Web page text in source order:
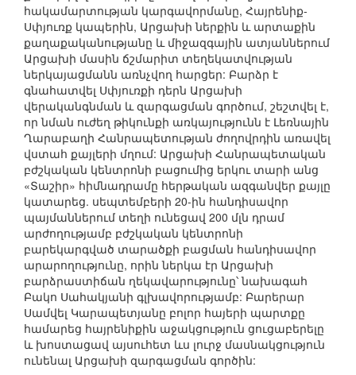
հակամարտության կարգավորմանը, Հայրենիք-
Սփյուռք կապերին, Արցախի ներքին և արտաքին
քաղաքականությանը և միջազգային ատյաններում
Արցախի մասին ճշմարիտ տեղեկատվության
ներկայացմանն առնչվող հարցեր: Բարձր է
գնահատվել Սփյուռքի դերն Արցախի
վերականգնման և զարգացման գործում, շեշտվել է,
որ նման ուժեղ թիկունքի առկայությունն է Լեռնային
Ղարաբաղի Հանրապետության ժողովրդին առավել
վստահ քայլերի մղում: Արցախի Հանրապետական
բժշկական կենտրոնի բացումից երկու տարի անց
«Տաշիր» հիմնադրամը հերթական ազգանվեր քայլը
կատարեց. սեպտեմբերի 20-ին հանդիսավոր
պայմաններում տեղի ունեցավ 200 մլն դրամ
արժողությամբ բժշկական կենտրոնի
բարեկարգված տարածքի բացման հանդիսավոր
արարողությունը, որին ներկա էր Արցախի
բարձրաստիճան ղեկավարությունը՝ նախագահ
Բակո Սահակյանի գլխավորությամբ: Բարերար
Սամվել Կարապետյանը բոլոր հայերի պարտքը
համարեց հայրենիքին աջակցություն ցուցաբերելը
և խոստացավ այսուհետ ևս լուրջ մասնակցություն
ունենալ Արցախի զարգացման գործին: